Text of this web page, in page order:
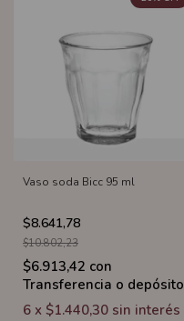
Vaso soda Bicc 95 ml
$8.641,78
$10.802,23
$6.913,42 con
Transferencia o depósito
6 x $1.440,30 sin interés